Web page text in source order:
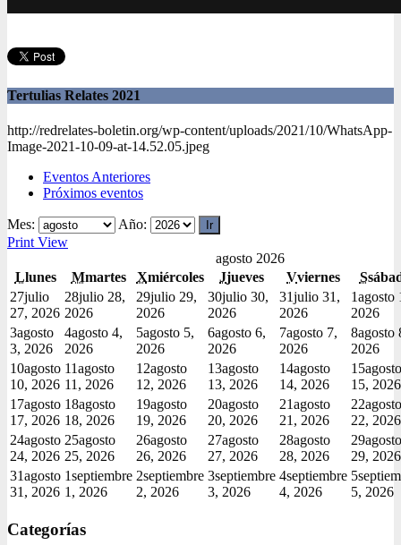
Tertulias Relates 2021
http://redrelates-boletin.org/wp-content/uploads/2021/10/WhatsApp-
Image-2021-10-09-at-14.52.05.jpeg
Eventos Anteriores
Próximos eventos
Mes:
Año:
Print View
agosto 2026
Llunes Mmartes Xmiércoles Jjueves Vviernes S
27julio
27, 2026
28julio 28,
2026
29julio 29,
2026
30julio 30,
2026
31julio 31,
2026
1agosto
2026
3agosto
3, 2026
4agosto 4,
2026
5agosto 5,
2026
6agosto 6,
2026
7agosto 7,
2026
8agosto
2026
10agosto
10, 2026
11agosto
11, 2026
12agosto
12, 2026
13agosto
13, 2026
14agosto
14, 2026
15agosto
15, 2026
17agosto
17, 2026
18agosto
18, 2026
19agosto
19, 2026
20agosto
20, 2026
21agosto
21, 2026
22agosto
22, 2026
24agosto
24, 2026
25agosto
25, 2026
26agosto
26, 2026
27agosto
27, 2026
28agosto
28, 2026
29agosto
29, 2026
31agosto
31, 2026
1septiembre
1, 2026
2septiembre
2, 2026
3septiembre
3, 2026
4septiembre
4, 2026
5
5, 2026
Categorías